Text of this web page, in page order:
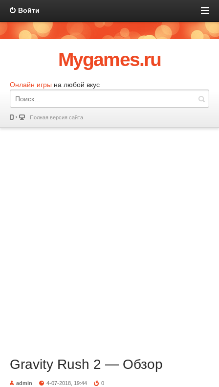
Войти
Mygames.ru
Онлайн игры на любой вкус
Полная версия сайта
Gravity Rush 2 — Обзор
admin 4-07-2018, 19:44 0